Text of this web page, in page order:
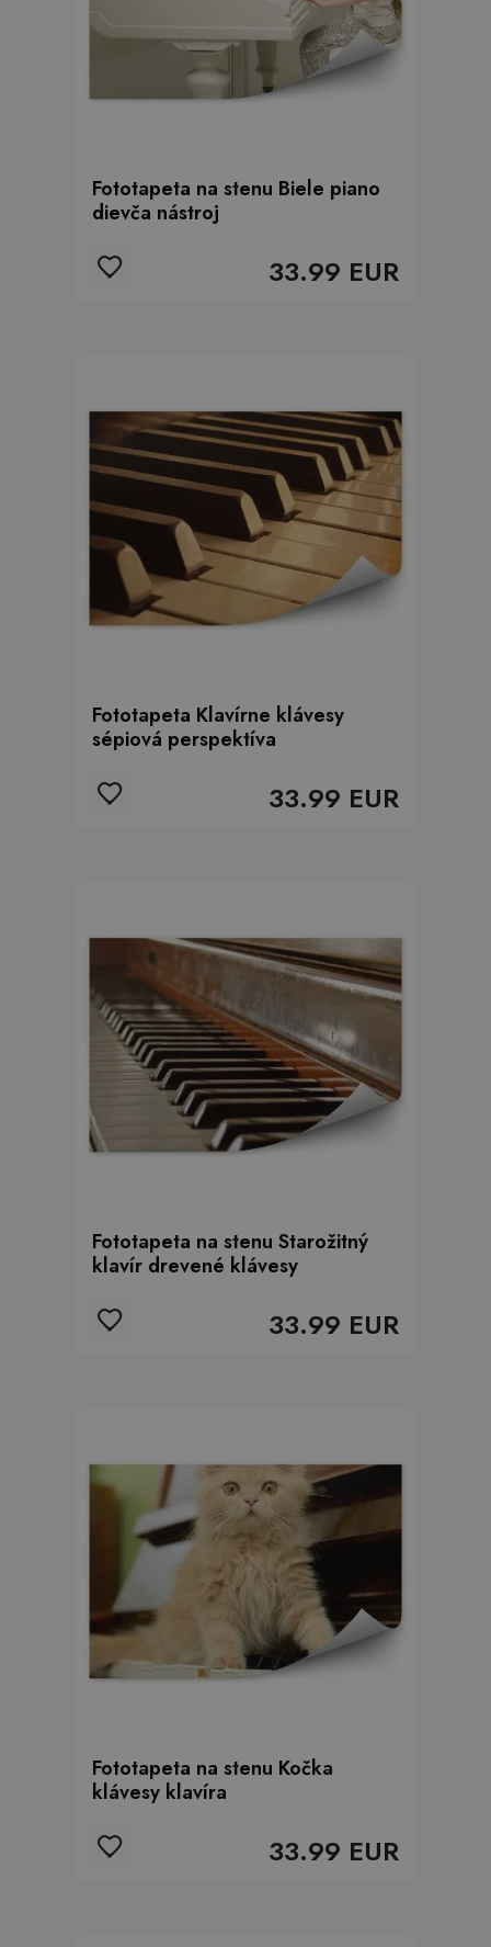
Fototapeta na stenu Biele piano
dievča nástroj
33.99 EUR
Fototapeta Klavírne klávesy
sépiová perspektíva
33.99 EUR
Fototapeta na stenu Starožitný
klavír drevené klávesy
33.99 EUR
Fototapeta na stenu Kočka
klávesy klavíra
33.99 EUR